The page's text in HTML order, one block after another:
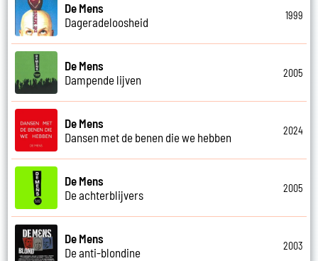
De Mens
Dageradeloosheid
1999
De Mens
Dampende lijven
2005
De Mens
Dansen met de benen die we hebben
2024
De Mens
De achterblijvers
2005
De Mens
De anti-blondine
2003